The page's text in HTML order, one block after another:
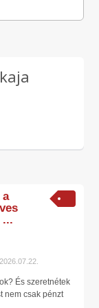
a
2026.07.22.
És szeretnétek
nem csak pénzt